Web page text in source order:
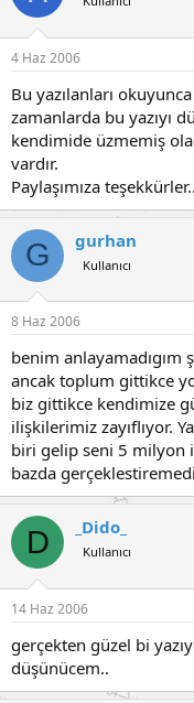
4 Haz 2006
Bu yazılanları
zamanlarda bu yazıyı
kendimide üzmemiş
vardır.
Paylaşımıza
G gurhan
Kullanıcı
8 Haz 2006
benim
ancak toplum gittikce
biz gittikce kendimize
ilişkilerimiz zayıflıyor.
biri gelip seni 5 milyon
bazda
D _Dido_
Kullanıcı
14 Haz 2006
gerçekten güzel bi
düşünücem..